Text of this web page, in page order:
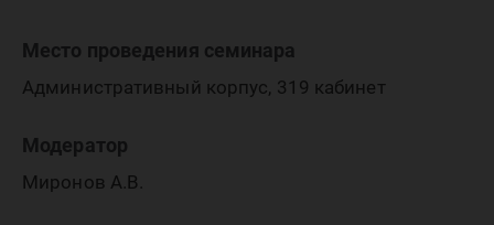
Место проведения семинара
Административный корпус, 319 кабинет
Модератор
Миронов А.В.